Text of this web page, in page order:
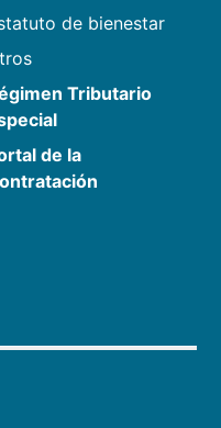
de bienestar
Tributario
de la